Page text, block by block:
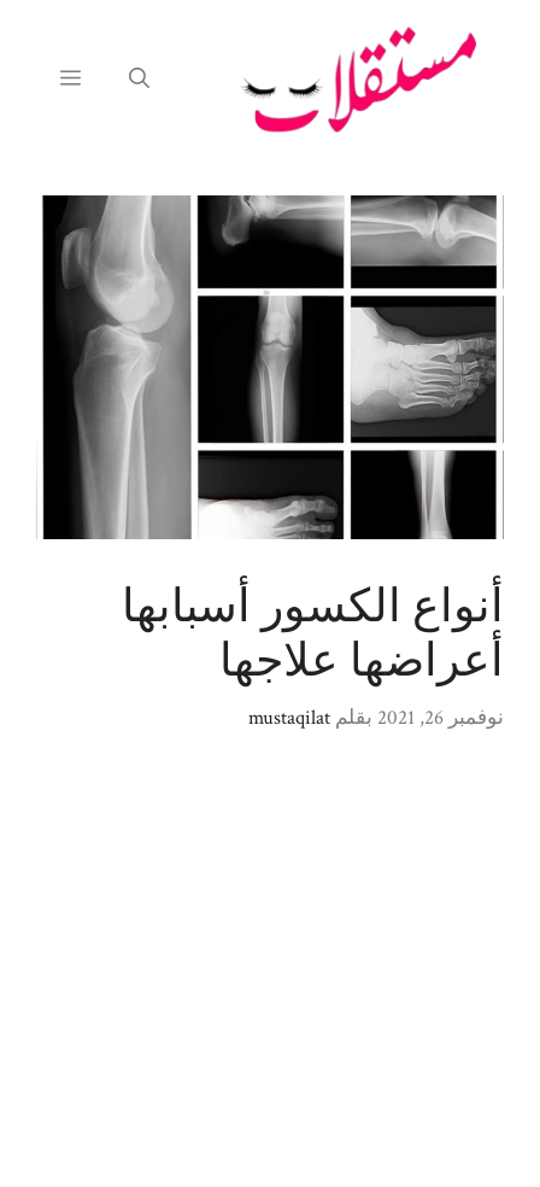
القائمة
أنواع الكسور أسبابها
أعراضها علاجها
نوفمبر 26, 2021 بقلم mustaqilat